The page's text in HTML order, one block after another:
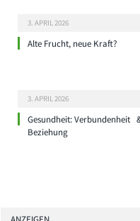
3. APRIL 2026
Alte Frucht, neue Kraft?
3. APRIL 2026
Gesundheit: Verbundenheit
Beziehung